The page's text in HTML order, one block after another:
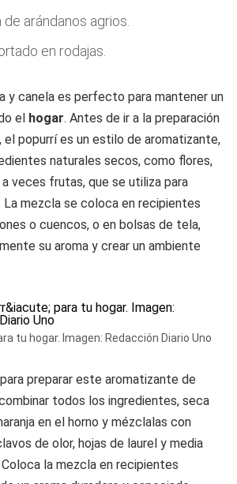
arándanos agrios.
en rodajas.
y canela es perfecto para mantener un
el hogar. Antes de ir a la preparación
popurrí es un estilo de aromatizante,
naturales secos, como flores,
veces frutas, que se utiliza para
mezcla se coloca en recipientes
o cuencos, o en bolsas de tela,
su aroma y crear un ambiente
tu hogar. Imagen: Redacción Diario Uno
preparar este aromatizante de
todos los ingredientes, seca
en el horno y mézclalas con
de olor, hojas de laurel y media
la mezcla en recipientes